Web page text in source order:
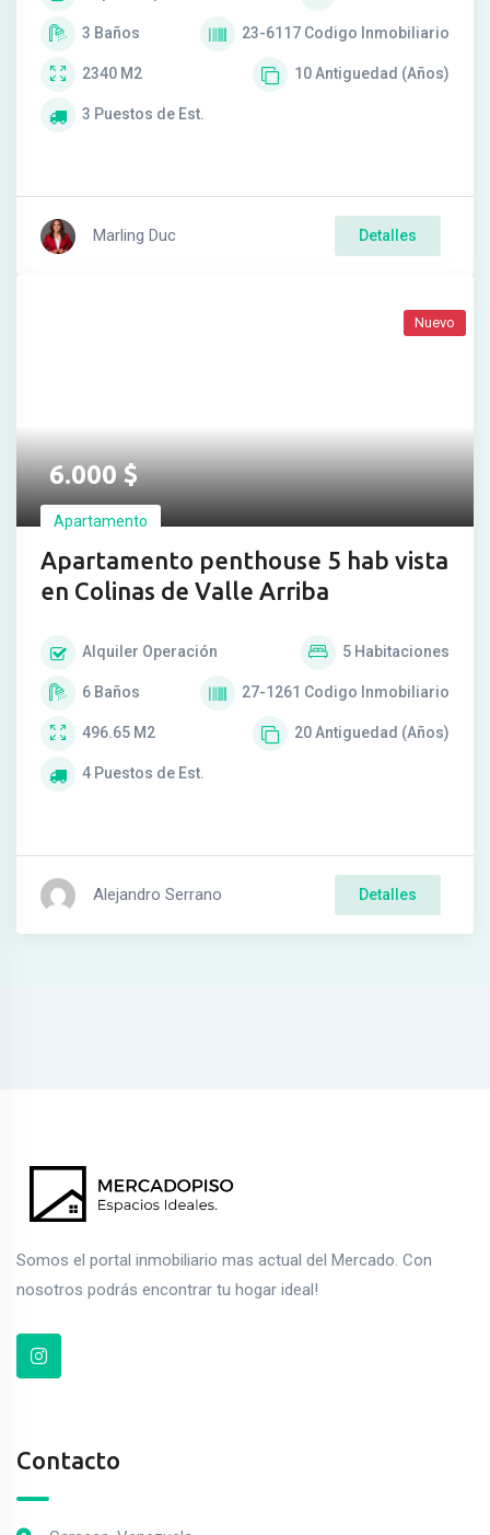
3 Baños 23-6117 Codigo Inmobiliario
2340 M2 10Antiguedad (Años)
3 Puestos de Est.
Marling Duc Detalles
6.000$
Apartamento
Apartamento penthouse 5 hab vista
en Colinas de Valle Arriba
Nuevo
Alquiler Operación 5 Habitaciones
6 Baños 27-1261 Codigo Inmobiliario
496.65 M2 20Antiguedad (Años)
4 Puestos de Est.
Alejandro Serrano Detalles
Somos el portal inmobiliario mas actual del Mercado. Con
nosotros podrás encontrar tu hogar ideal!
Contacto